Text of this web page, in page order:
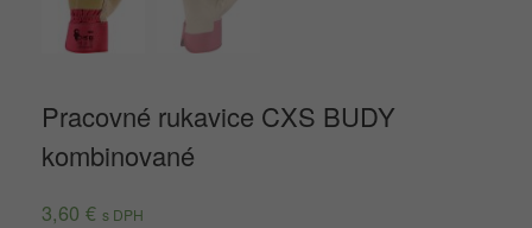
Pracovné rukavice CXS BUDY
kombinované
3,60 € s DPH